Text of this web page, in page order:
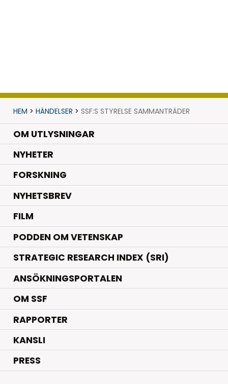
HEM > HÄNDELSER > SSF:S STYRELSE SAMMANTRÄDER
OM UTLYSNINGAR
NYHETER.
FORSKNING.
NYHETSBREV
FILM
PODDEN OM VETENSKAP
STRATEGIC RESEARCH INDEX (SRI)
ANSÖKNINGSPORTALEN
OM SSF
RAPPORTER
KANSLI
PRESS